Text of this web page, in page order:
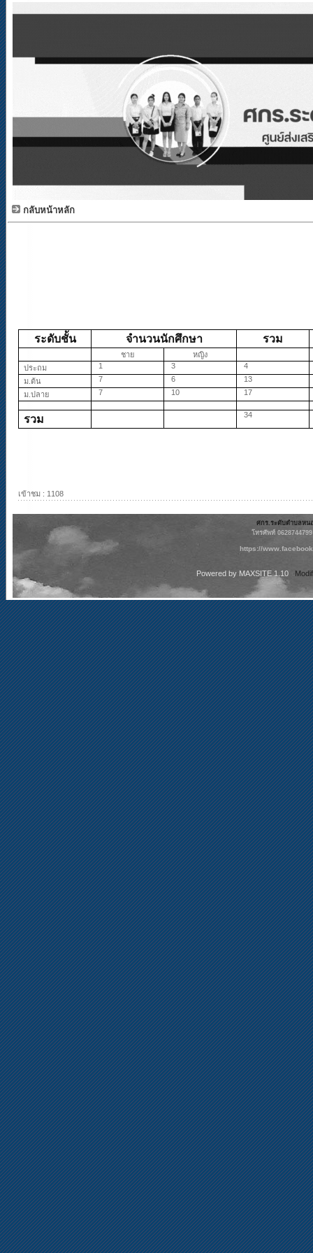
กลับหน้าหลัก
ระดับชั้น จำนวนนักศึกษา รวม
ชาย
หญิง
ประถม
1 3
4
ม.ต้น
7 6
13
ม.ปลาย
7 10 17
รวม 34
เข้าชม : 1108
ศกร.ระดับตำบลหน
โทรศัพท์
https://
Powered by MAXSITE 1.10